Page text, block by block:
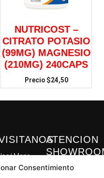
Consentimiento
NUTRICOST –
CITRATO POTASIO
(99MG) MAGNESIO
(210MG) 240CAPS
$24,50
Maria
Mz B solar
ATENCION
Lunes – Viernes